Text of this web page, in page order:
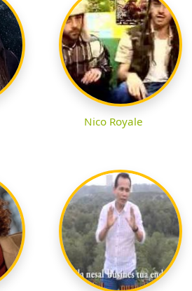
Nico Royale